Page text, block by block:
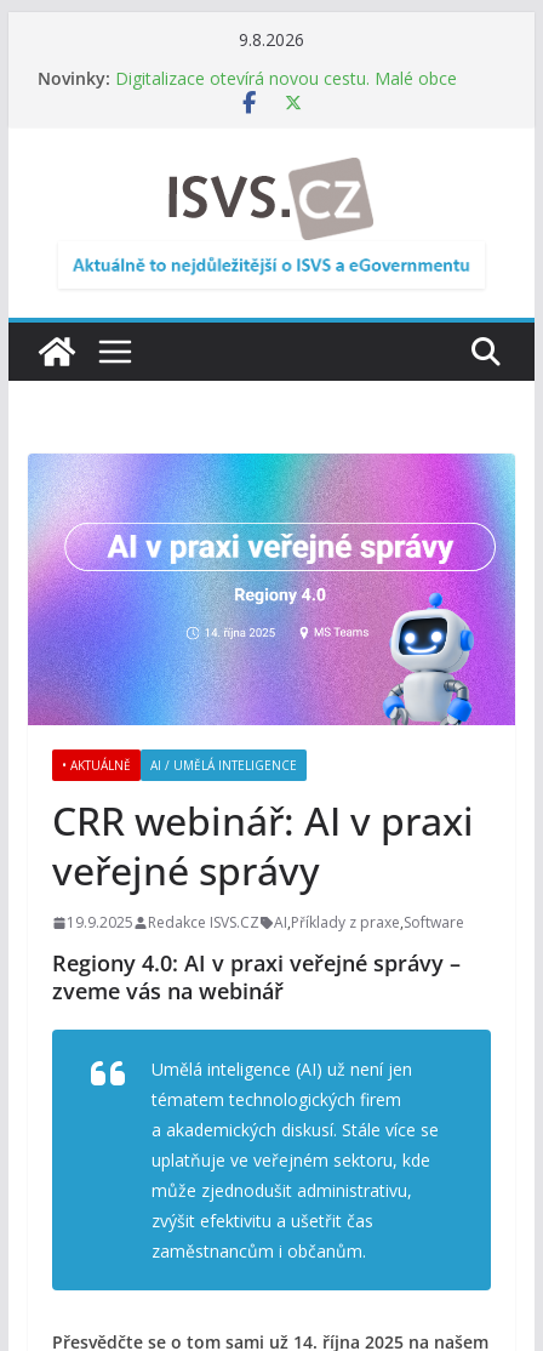
9.8.2026
Novinky: novou mobilní aplikaci
Digitalizace otevírá novou cestu. Malé obce
DIA: Stát poprvé v historii zapojuje širokou
veřejnost do testování digitálních služeb
DIA: Informační systém dlouhodobého řízení
(ISDŘ) je od července v plném provozu
zveřejnil materiály z nového jednání
• AKTUÁLNĚ AI / UMĚLÁ INTELIGENCE
CRR webinář: AI v praxi
veřejné správy
19.9.2025 Redakce ISVS.CZ AI,Příklady z praxe,Software
Regiony 4.0: AI v praxi veřejné správy –
zveme vás na webinář
Umělá inteligence (AI) už není jen
tématem technologických firem
a akademických diskusí. Stále více se
uplatňuje ve veřejném sektoru, kde
může zjednodušit administrativu,
zvýšit efektivitu a ušetřit čas
zaměstnancům i občanům.
Přesvědčte se o tom sami už 14. října 2025 na našem